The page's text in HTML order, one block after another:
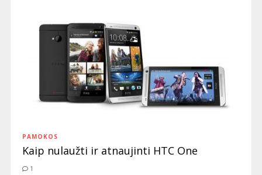
PAMOKOS
Kaip nulaužti ir atnaujinti HTC One
1